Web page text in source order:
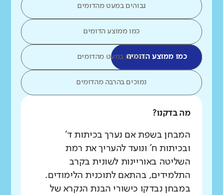
גבוהים במעט מהדומים
כמו ממוצע הדומים
כמו ממוצע הדומיםנמוכים במעט מהדומים
נמוכים בהרבה מהדומים
מה בדקנו?
המבחן בשפת אם נערך בכיתות ד'
ובכיתות ח' ונועד להעריך את רמת
השליטה באוריינות לשונית בקרב
התלמידים, בהתאם לתוכנית הלימודים.
במבחן נבדקו כישורי הבנת הנקרא של